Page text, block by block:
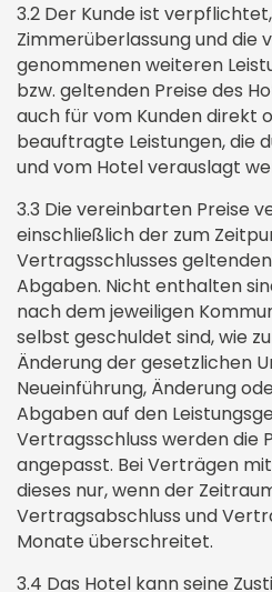
3.2 Der Kunde ist
Zimmerüberlassung und die
genommenen weiteren
bzw. geltenden Preise des
auch für vom Kunden direkt
beauftragte Leistungen, die
und vom Hotel verauslagt
3.3 Die vereinbarten Preise
einschließlich der zum
Vertragsschlusses
Abgaben. Nicht enthalten
nach dem jeweiligen
selbst geschuldet sind, wie
Änderung der gesetzlichen
Neueinführung, Änderung
Abgaben auf den
Vertragsschluss werden die
angepasst. Bei Verträgen
dieses nur, wenn der
Vertragsabschluss und
Monate überschreitet.
3.4 Das Hotel kann seine